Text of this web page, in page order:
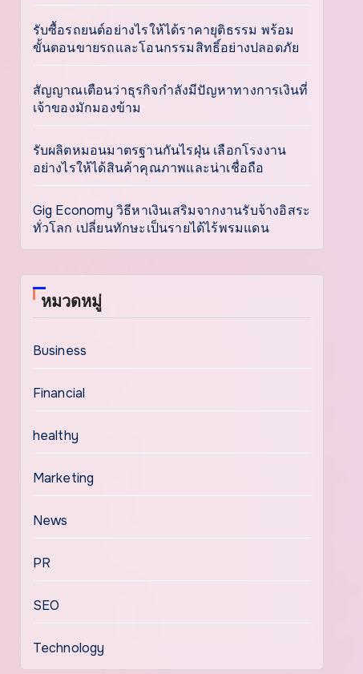
รับซื้อรถยนต์อย่างไรให้ได้ราคายุติธรรม พร้อม
ขั้นตอนขายรถและโอนกรรมสิทธิ์อย่างปลอดภัย
สัญญาณเตือนว่าธุรกิจกำลังมีปัญหาทางการเงินที่
เจ้าของมักมองข้าม
รับผลิตหมอนมาตรฐานกันไรฝุ่น เลือกโรงงาน
อย่างไรให้ได้สินค้าคุณภาพและน่าเชื่อถือ
Gig Economy วิธีหาเงินเสริมจากงานรับจ้างอิสระ
ทั่วโลก เปลี่ยนทักษะเป็นรายได้ไร้พรมแดน
หมวดหมู่
Business
Financial
healthy
Marketing
News
PR
SEO
Technology